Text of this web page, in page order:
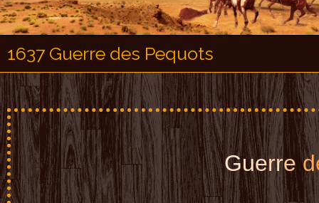
1637 Guerre des Pequots
Guerred